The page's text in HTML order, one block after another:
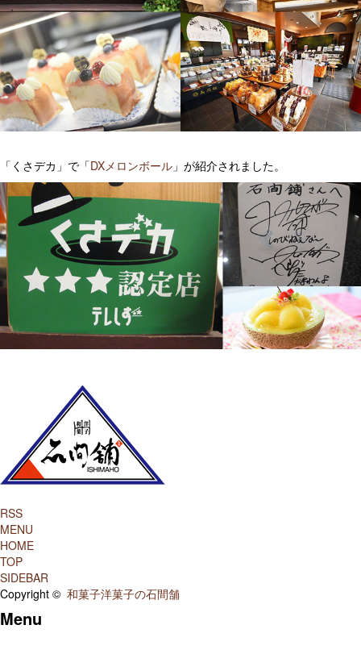
「くさデカ」で「DXメロンボール 」が紹介されました。
RSS
MENU
HOME
TOP
SIDEBAR
Copyright © 和菓子洋菓子の石間舗
Menu